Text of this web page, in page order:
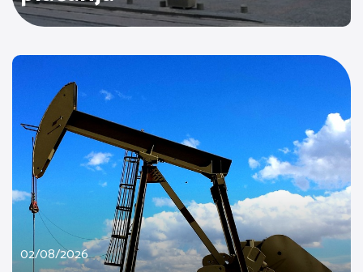
02/08/2026